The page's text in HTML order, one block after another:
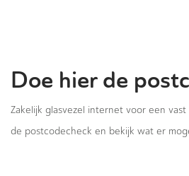
Doe hier de
Zakelijk glasvezel internet voor een
de postcodecheck en bekijk wat er